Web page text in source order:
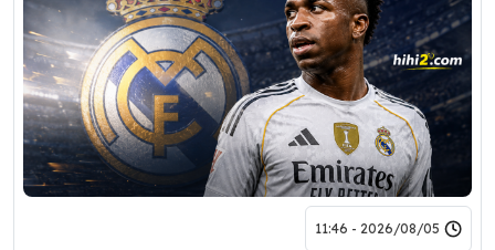
2026/08/05 - 11:46